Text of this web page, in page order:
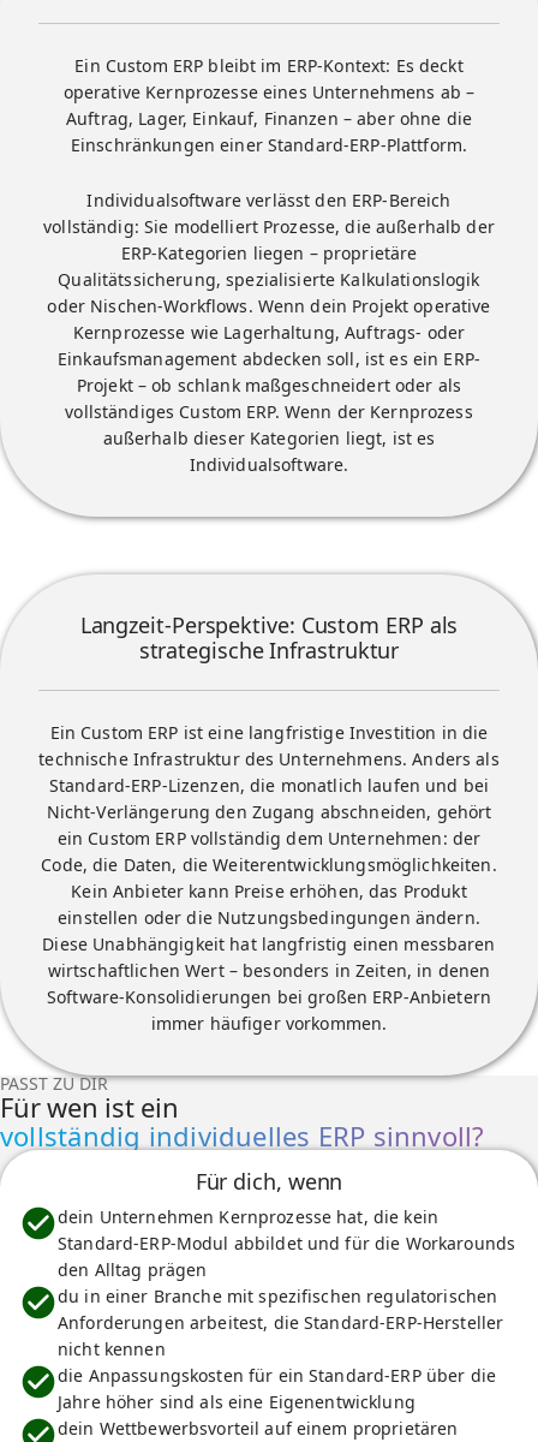
Ein Custom ERP bleibt im ERP-Kontext: Es deckt
operative Kernprozesse eines Unternehmens ab –
Auftrag, Lager, Einkauf, Finanzen – aber ohne die
Einschränkungen einer Standard-ERP-Plattform.
Individualsoftware verlässt den ERP-Bereich
vollständig: Sie modelliert Prozesse, dieaußerhalb der
ERP-Kategorien liegen – proprietäre
Qualitätssicherung, spezialisierte Kalkulationslogik
oder Nischen-Workflows. Wenn dein Projekt operative
Kernprozesse wie Lagerhaltung, Auftrags- oder
Einkaufsmanagement abdecken soll, ist es ein ERP-
Projekt – ob schlank maßgeschneidert oder als
vollständiges Custom ERP. Wenn der Kernprozess
außerhalb dieser Kategorien liegt, ist es
Individualsoftware.
Langzeit-Perspektive: Custom ERP als
strategische Infrastruktur
Ein Custom ERP ist eine langfristige Investition in die
technische Infrastruktur des Unternehmens. Anders als
Standard-ERP-Lizenzen, die monatlich laufen und bei
Nicht-Verlängerung den Zugang abschneiden, gehört
ein Custom ERP vollständig dem Unternehmen: der
Code, die Daten, die Weiterentwicklungsmöglichkeiten.
Kein Anbieter kann Preise erhöhen, das Produkt
einstellen oder die Nutzungsbedingungen ändern.
Diese Unabhängigkeit hat langfristig einen messbaren
wirtschaftlichen Wert – besonders in Zeiten, in denen
Software-Konsolidierungen bei großen ERP-Anbietern
immer häufiger vorkommen.
PASST ZU DIR
Für wen ist ein
vollständig individuelles ERP sinnvoll?
Für dich, wenn
dein Unternehmen Kernprozesse hat, die kein
Standard-ERP-Modul abbildet und für die Workarounds
den Alltag prägen
du in einer Branche mit spezifischen regulatorischen
Anforderungen arbeitest, die Standard-ERP-Hersteller
nicht kennen
die Anpassungskosten für ein Standard-ERP über die
Jahre höher sind als eine Eigenentwicklung
dein Wettbewerbsvorteil auf einem proprietären